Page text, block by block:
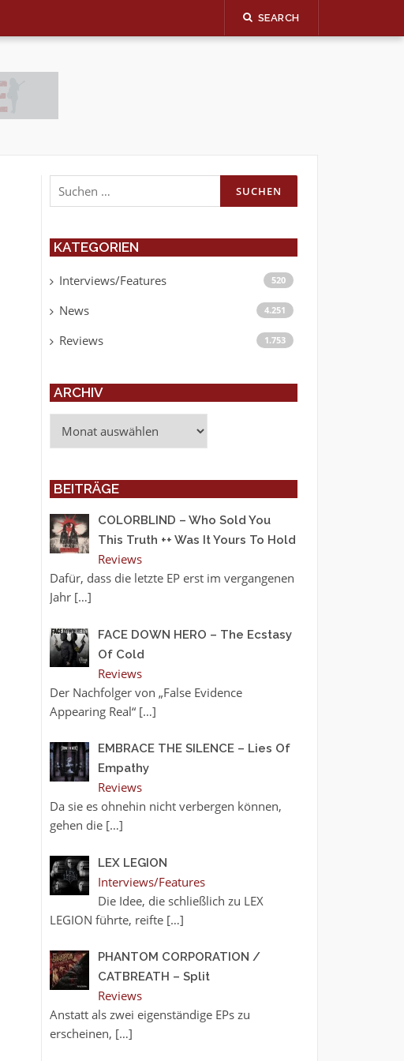
SEARCH
Suchen
nach:
KATEGORIEN
Interviews/Features 520
News 4.251
Reviews 1.753
ARCHIV
BEITRÄGE
COLORBLIND – Who Sold You
This Truth ++ Was It Yours To Hold
Reviews
Dafür, dass die letzte EP erst im vergangenen
Jahr […]
FACE DOWN HERO – The Ecstasy
Of Cold
Reviews
Der Nachfolger von „False Evidence
Appearing Real“ […]
EMBRACE THE SILENCE – Lies Of
Empathy
Reviews
Da sie es ohnehin nicht verbergen können,
gehen die […]
LEX LEGION
Interviews/Features
Die Idee, die schließlich zu LEX
LEGION führte, reifte […]
PHANTOM CORPORATION /
CATBREATH – Split
Reviews
Anstatt als zwei eigenständige EPs zu
erscheinen, […]